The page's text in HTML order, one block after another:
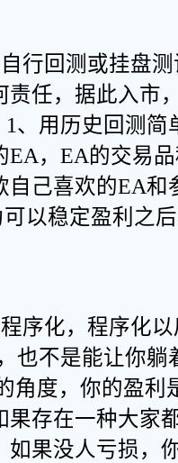
行回测或挂盘
责任，据此入市
、用历史回测简
EA，EA的交易
自己喜欢的EA和
以稳定盈利之
序化，程序化
也不是能让你躺
角度，你的盈利
果存在一种大家
如果没人亏损，